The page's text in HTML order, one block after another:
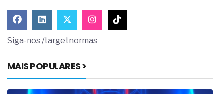
Siga-nos /targetnormas
MAIS POPULARES >